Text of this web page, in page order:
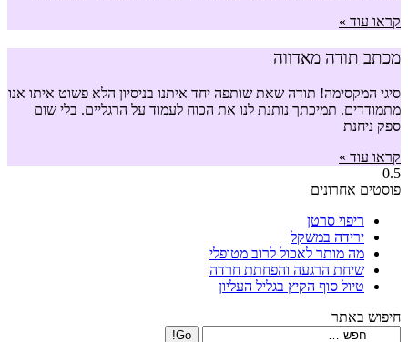
קראו עוד »
מכתב תודה מאדווה
סיגי המקסימה! תודה שאת שותפה יחד איתנו בניסיון הלא פשוט איתו אנו
מתמודדים. תמיכתך נותנת לנו את הכוח לעמוד על הרגליים. בלי שום
ספק ניחנת
קראו עוד »
פוסטים אחרונים
ריפוי סרטן
ירידה במשקל
מה מותר לאכול לרוב מטופלי
שיחת הרגעה והפחתת חרדה
טיול סוף הקיץ בגליל העליון
חיפוש באתר
Search: